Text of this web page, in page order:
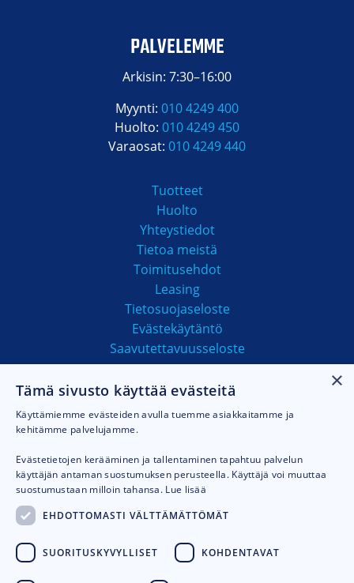
PALVELEMME
Arkisin: 7:30–16:00
Myynti: 010 4249 400
Huolto: 010 4249 450
Varaosat: 010 4249 440
Tuotteet
Huolto
Yhteystiedot
Tietoa meistä
Toimitusehdot
Leasing
Tietosuojaseloste
Evästekäytäntö
Saavutettavuusseloste
MAKSUTAVAT
×
Tämä sivusto käyttää evästeitä
Käyttämiemme evästeiden avulla tuemme asiakkaitamme ja
kehitämme palvelujamme.
Evästetietojen kerääminen ja tallentaminen tapahtuu palvelun
käyttäjän antaman suostumuksen perusteella. Käyttäjä voi muuttaa
suostumustaan milloin tahansa. Lue lisää
EHDOTTOMASTI VÄLTTÄMÄTTÖMÄT
SUORITUSKYVYLLISET KOHDENTAVAT